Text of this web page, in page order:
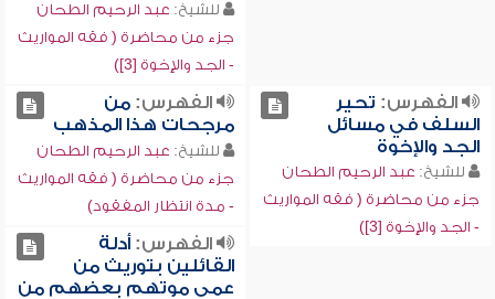
للشيخ: عبد الرحيم الطحان
جزء من محاضرة ( فقه المواريث
- الجد والإخوة [3])
الفهرس: تحير
السلف في مسائل
الجد والإخوة
للشيخ: عبد الرحيم الطحان
جزء من محاضرة ( فقه المواريث
- الجد والإخوة [3])
الفهرس:من
مرجحات هذا المذهب
للشيخ: عبد الرحيم الطحان
جزء من محاضرة ( فقه المواريث
- مدة انتظار المفقود)
الفهرس:أدلة
القائلين بتوريث من
عمي موتهم بعضهم من